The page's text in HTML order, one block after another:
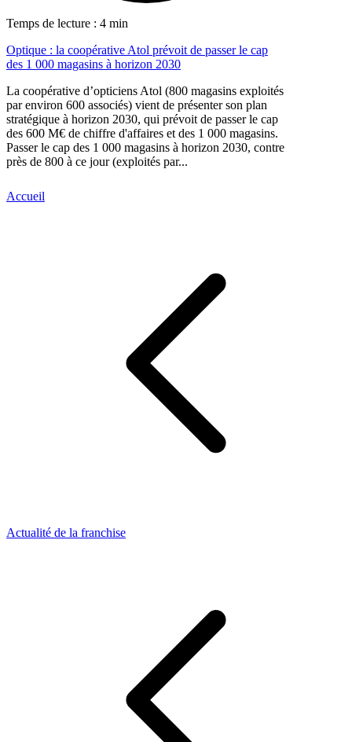
Temps de lecture : 4 min
Optique : la coopérative Atol prévoit de passer le cap
des 1 000 magasins à horizon 2030
La coopérative d’opticiens Atol (800 magasins exploités
par environ 600 associés) vient de présenter son plan
stratégique à horizon 2030, qui prévoit de passer le cap
des 600 M€ de chiffre d'affaires et des 1 000 magasins.
Passer le cap des 1 000 magasins à horizon 2030, contre
près de 800 à ce jour (exploités par...
Accueil
Actualité de la franchise